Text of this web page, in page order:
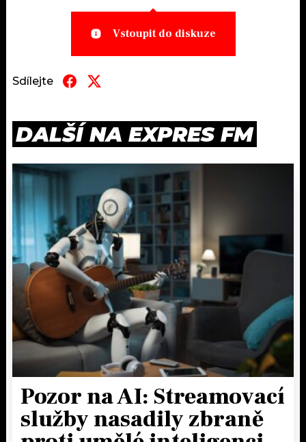
Vstoupit do diskuze
Sdílejte
DALŠÍ NA EXPRES FM
Pozor na AI: Streamovací
služby nasadily zbraně